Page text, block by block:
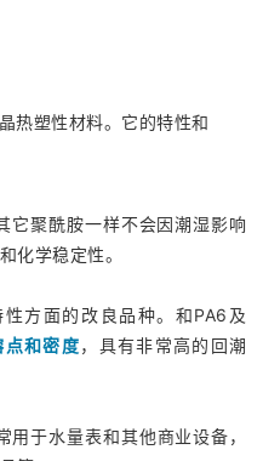
热塑性材料。它的特性和
它聚酰胺一样不会因潮湿影响
化学稳定性。
方面的改良品种。和PA6及
点和密度，具有非常高的回潮
用于水量表和其他商业设备，